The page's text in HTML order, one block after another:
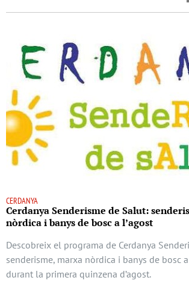
CERDANYA
Cerdanya Senderisme de Salut:
nòrdica i banys de bosc a l’agost
Descobreix el programa de Cerdanya
senderisme, marxa nòrdica i banys de bosc
durant la primera quinzena d’agost.